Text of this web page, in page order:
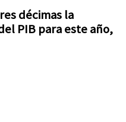
décimas la
PIB para este año,